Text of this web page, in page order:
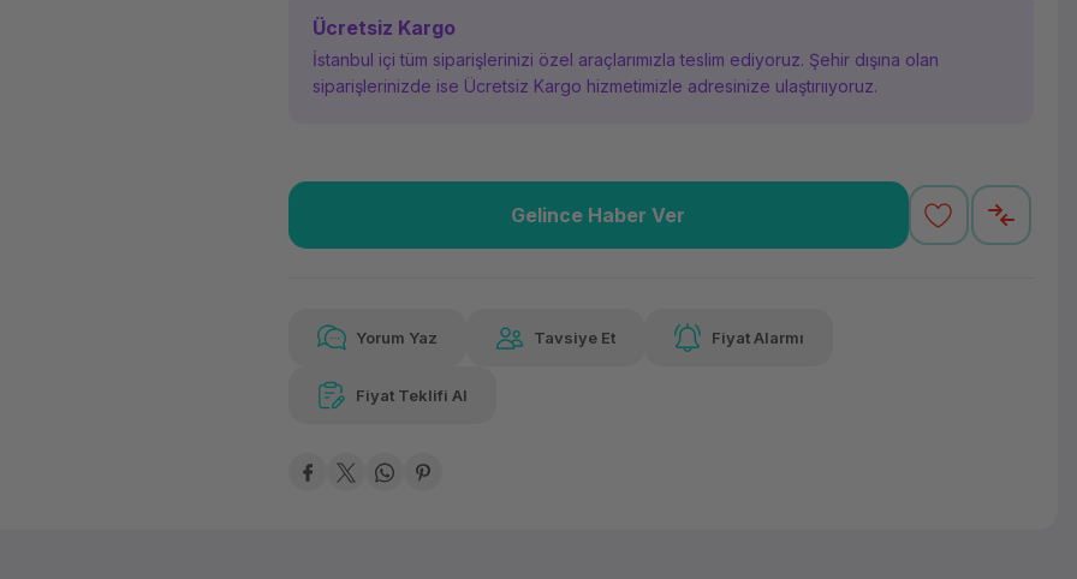
Ücretsiz Kargo
İstanbul içi tüm siparişlerinizi özel araçlarımızla teslim ediyoruz. Şehir dışına olan
siparişlerinizde ise Ücretsiz Kargo hizmetimizle adresinize ulaştırııyoruz.
Güvenilir Alışveriş
Gelince Haber Ver
Yorum Yaz Tavsiye Et Fiyat Alarmı
Fiyat Teklifi Al